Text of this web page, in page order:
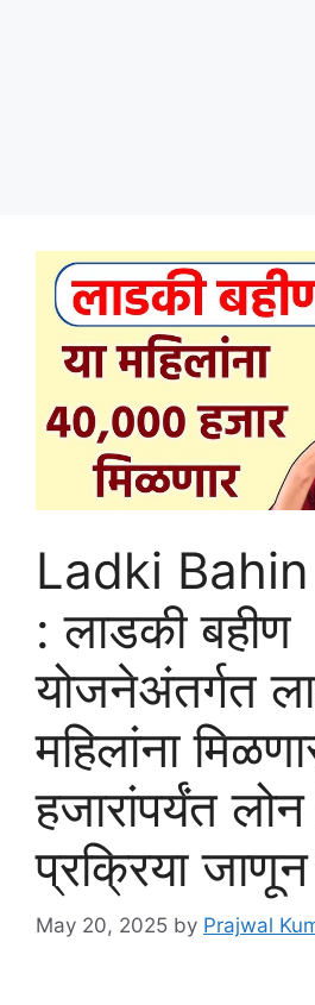
Ladki
: लाडकी बहीण
योजनेअंतर्गत
महिलांना
हजारांपर्यंत
प्रक्रिया जाणून
May 20, 2025 by Prajwal